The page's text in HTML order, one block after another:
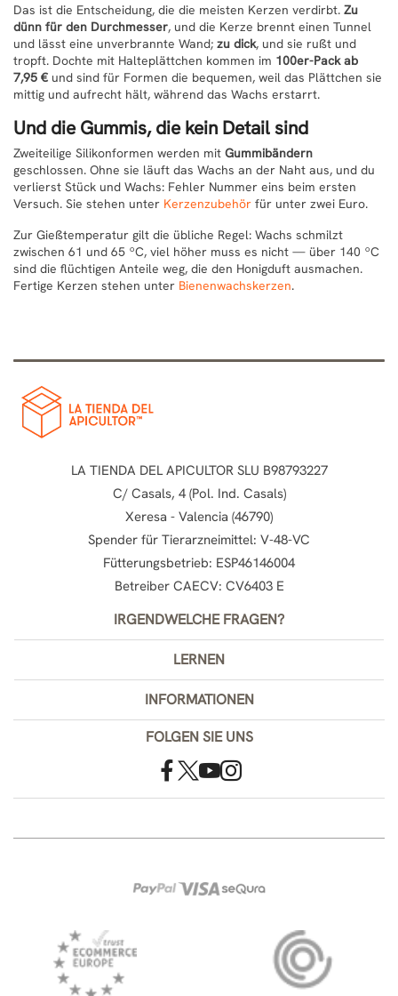
Das ist die Entscheidung, die die meisten Kerzen verdirbt. Zu
dünn für den Durchmesser, und die Kerze brennt einen Tunnel
und lässt eine unverbrannte Wand; zu dick, und sie rußt und
tropft. Dochte mit Halteplättchen kommen im 100er-Pack ab
7,95 € und sind für Formen die bequemen, weil das Plättchen sie
mittig und aufrecht hält, während das Wachs erstarrt.
Und die Gummis, die kein Detail sind
Zweiteilige Silikonformen werden mit Gummibändern
geschlossen. Ohne sie läuft das Wachs an der Naht aus, und du
verlierst Stück und Wachs: Fehler Nummer eins beim ersten
Versuch. Sie stehen unter Kerzenzubehör für unter zwei Euro.
Zur Gießtemperatur gilt die übliche Regel: Wachs schmilzt
zwischen 61 und 65 ºC, viel höher muss es nicht — über 140 ºC
sind die flüchtigen Anteile weg, die den Honigduft ausmachen.
Fertige Kerzen stehen unter Bienenwachskerzen.
LA TIENDA DEL APICULTOR SLU B98793227
C/ Casals, 4 (Pol. Ind. Casals)
Xeresa - Valencia (46790)
Spender für Tierarzneimittel: V-48-VC
Fütterungsbetrieb: ESP46146004
Betreiber CAECV: CV6403 E
IRGENDWELCHE FRAGEN?
LERNEN
INFORMATIONEN
FOLGEN SIE UNS